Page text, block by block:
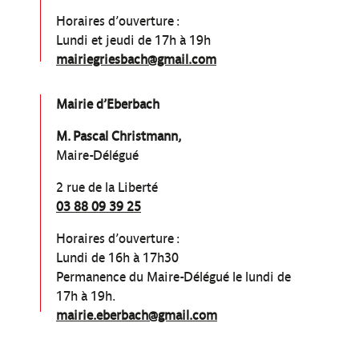
Horaires d’ouverture :
Lundi et jeudi de 17h à 19h
mairiegriesbach@gmail.com
Mairie d’Eberbach
M. Pascal Christmann,
Maire-Délégué
2 rue de la Liberté
03 88 09 39 25
Horaires d’ouverture :
Lundi de 16h à 17h30
Permanence du Maire-Délégué le lundi de
17h à 19h.
mairie.eberbach@gmail.com